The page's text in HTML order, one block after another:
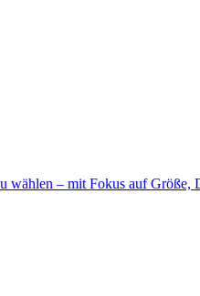
wählen – mit Fokus auf Größe,